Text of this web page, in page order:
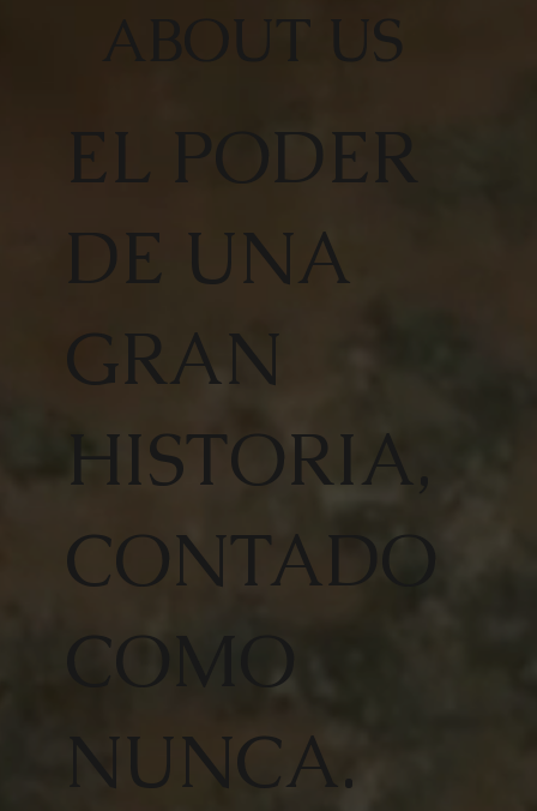
ABOUT US
EL PODER
DE UNA
GRAN
HISTORIA,
CONTADO
COMO
NUNCA.